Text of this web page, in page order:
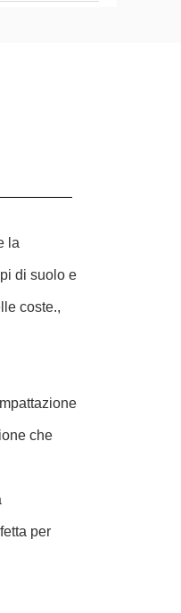
la
di suolo e
coste.,
che
per